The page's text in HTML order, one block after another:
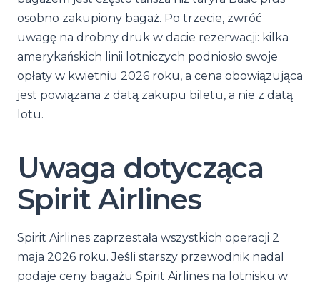
osobno zakupiony bagaż. Po trzecie, zwróć
uwagę na drobny druk w dacie rezerwacji: kilka
amerykańskich linii lotniczych podniosło swoje
opłaty w kwietniu 2026 roku, a cena obowiązująca
jest powiązana z datą zakupu biletu, a nie z datą
lotu.
Uwaga dotycząca
Spirit Airlines
Spirit Airlines zaprzestała wszystkich operacji 2
maja 2026 roku. Jeśli starszy przewodnik nadal
podaje ceny bagażu Spirit Airlines na lotnisku w